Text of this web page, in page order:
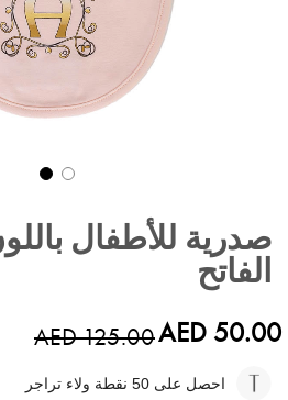
بداية
معرض
الصور
صدرية للأطفال
الفاتح
AED 50.00
AED 125.00
احصل على 50 نقطة ولاء تراجر